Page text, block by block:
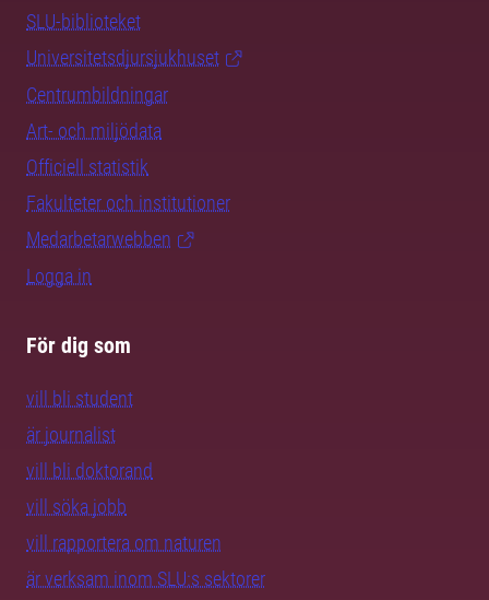
SLU-biblioteket
Universitetsdjursjukhuset
Centrumbildningar
Art- och miljödata
Officiell statistik
Fakulteter och institutioner
Medarbetarwebben
Logga in
För dig som
vill bli student
är journalist
vill bli doktorand
vill söka jobb
vill rapportera om naturen
är verksam inom SLU:s sektorer